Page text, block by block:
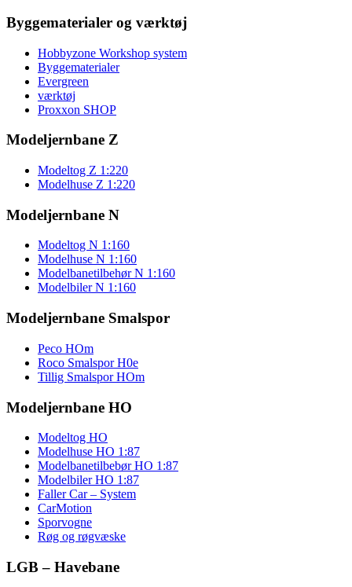
Byggematerialer og værktøj
Hobbyzone Workshop system
Byggematerialer
Evergreen
værktøj
Proxxon SHOP
Modeljernbane Z
Modeltog Z 1:220
Modelhuse Z 1:220
Modeljernbane N
Modeltog N 1:160
Modelhuse N 1:160
Modelbanetilbehør N 1:160
Modelbiler N 1:160
Modeljernbane Smalspor
Peco HOm
Roco Smalspor H0e
Tillig Smalspor HOm
Modeljernbane HO
Modeltog HO
Modelhuse HO 1:87
Modelbanetilbebør HO 1:87
Modelbiler HO 1:87
Faller Car – System
CarMotion
Sporvogne
Røg og røgvæske
LGB – Havebane